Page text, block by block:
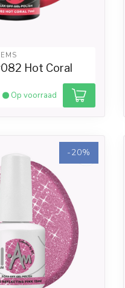
Hot Coral
Op voorraad
-20%